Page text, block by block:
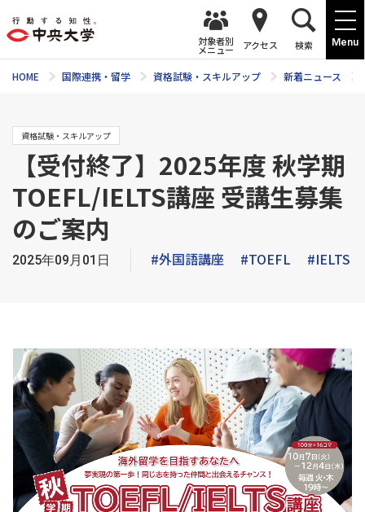
Menu
対象者別
メニュー アクセス 検索
HOME 国際連携・留学 資格試験・スキルアップ 新着ニュース
資格試験・スキルアップ
【受付終了】2025年度 秋学期
TOEFL/IELTS講座 受講生募集
のご案内
2025年09月01日 #外国語講座 #TOEFL #IELTS